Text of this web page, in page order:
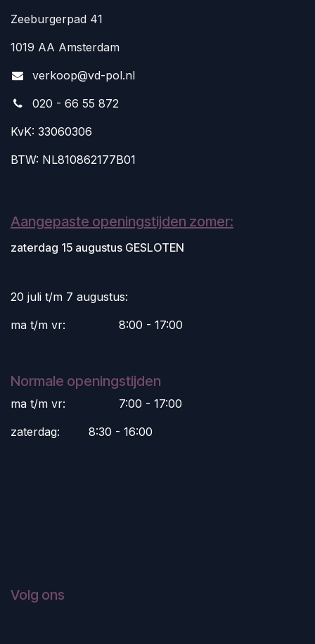
Zeeburgerpad 41
1019 AA Amsterdam
verkoop@vd-pol.nl
020 - 66 55 872
KvK: 33060306
BTW: NL810862177B01
Aangepaste openingstijden zomer:
zaterdag 15 augustus GESLOTEN
20 juli t/m 7 augustus:
ma t/m vr:
​8:00 - 17:00
Normale openingstijden
ma t/m vr:
​7:00 - 17:00
zaterdag:
​8:30 - 16:00
Volg ons